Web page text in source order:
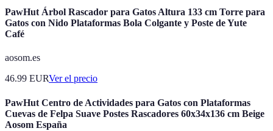
PawHut Árbol Rascador para Gatos Altura 133 cm Torre para
Gatos con Nido Plataformas Bola Colgante y Poste de Yute
Café
aosom.es
46.99 EURVer el precio
PawHut Centro de Actividades para Gatos con Plataformas
Cuevas de Felpa Suave Postes Rascadores 60x34x136 cm Beige
Aosom España